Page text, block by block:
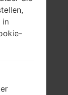
in